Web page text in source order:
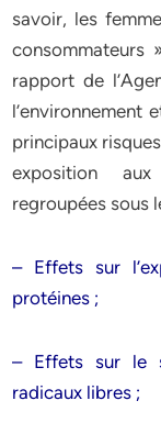
savoir, les
consommateurs
rapport de
l’environnement
principaux
exposition
regroupées sous
– Effets sur
protéines ;
– Effets sur le
radicaux libres ;